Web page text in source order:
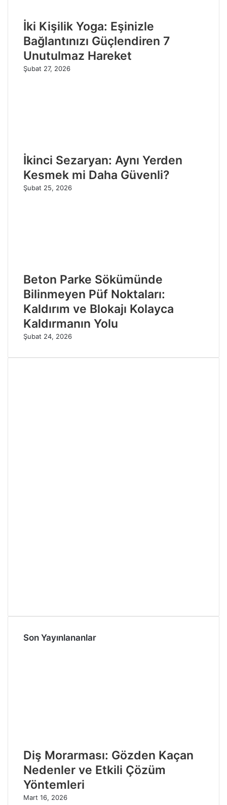
İki Kişilik Yoga: Eşinizle
Bağlantınızı Güçlendiren 7
Unutulmaz Hareket
Şubat 27, 2026
İkinci Sezaryan: Aynı Yerden
Kesmek mi Daha Güvenli?
Şubat 25, 2026
Beton Parke Sökümünde
Bilinmeyen Püf Noktaları:
Kaldırım ve Blokajı Kolayca
Kaldırmanın Yolu
Şubat 24, 2026
Son Yayınlananlar
Diş Morarması: Gözden Kaçan
Nedenler ve Etkili Çözüm
Yöntemleri
Mart 16, 2026